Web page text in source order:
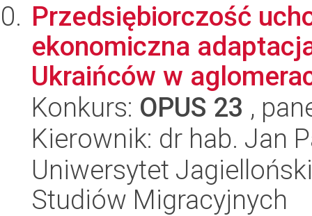
Przedsiębiorczość
ekonomiczna
Ukraińców w
Konkurs: OPUS 23 ,
Kierownik: dr hab. Jan
Uniwersytet
Studiów Migracyjnych